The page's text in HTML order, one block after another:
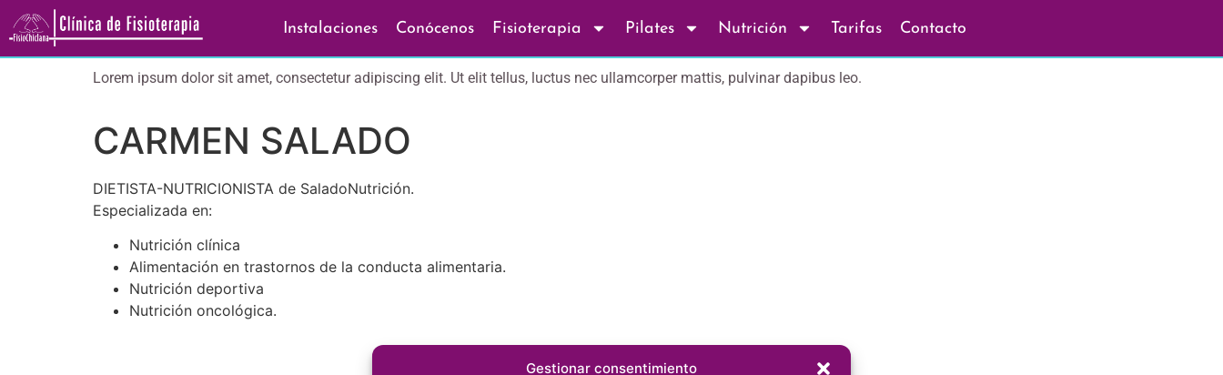
Gestionar consentimiento
Instalaciones Conócenos Fisioterapia Pilates Nutrición Tarifas Contacto
Lorem ipsum dolor sit amet, consectetur adipiscing elit. Ut elit tellus, luctus nec ullamcorper mattis, pulvinar dapibus leo.
CARMEN SALADO
DIETISTA-NUTRICIONISTA de SaladoNutrición.
Especializada en:
Nutrición clínica
Alimentación en trastornos de la conducta alimentaria.
Nutrición deportiva
Nutrición oncológica.